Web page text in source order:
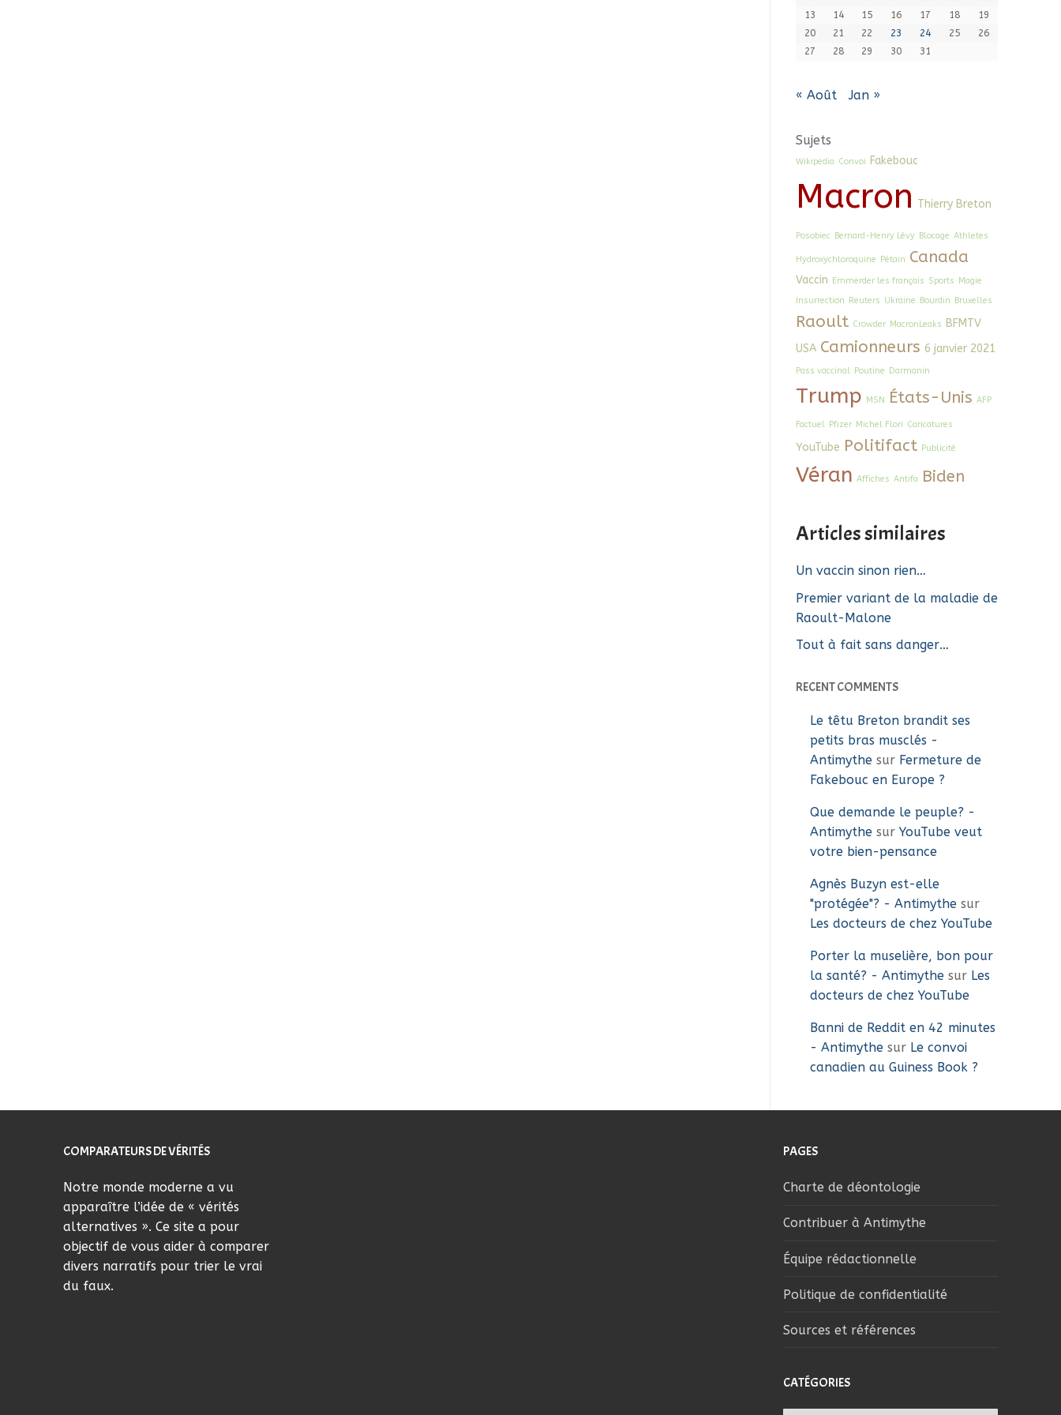
13
14 15 16 17 18
19
20
21 22 23 24 25
26
27
28 29 30 31
« Août Jan »
Sujets
Wikipedia Convoi Fakebouc
Macron Thierry Breton
Posobiec Bernard-Henry Lévy Blocage Athletes
Hydroxychloroquine Pétain Canada
Vaccin Emmerder les français Sports
Magie
Insurrection
Reuters Ukraine Bourdin Bruxelles
Raoult Crowder MacronLeaks
BFMTV
USA Camionneurs 6 janvier 2021
Pass vaccinal Poutine Darmanin
Trump MSN États-Unis AFP
Factuel Pfizer Michel Flori Caricatures
YouTube Politifact Publicité
Véran Affiches Antifa Biden
Articles similaires
Un vaccin sinon rien…
Premier variant de la maladie de
Raoult-Malone
Tout à fait sans danger…
RECENT COMMENTS
Le têtu Breton brandit ses
petits bras musclés -
Antimythe sur Fermeture de
Fakebouc en Europe ?
Que demande le peuple? -
Antimythe sur YouTube veut
votre bien-pensance
Agnès Buzyn est-elle
"protégée"? - Antimythe sur
Les docteurs de chez YouTube
Porter la muselière, bon pour
la santé? - Antimythe sur Les
docteurs de chez YouTube
Banni de Reddit en 42 minutes
- Antimythe sur Le convoi
canadien au Guiness Book ?
COMPARATEURS DE VÉRITÉS
Notre monde moderne a vu
apparaître l’idée de « vérités
alternatives ». Ce site a pour
objectif de vous aider à comparer
divers narratifs pour trier le vrai
du faux.
PAGES
Charte de déontologie
Contribuer à Antimythe
Équipe rédactionnelle
Politique de confidentialité
Sources et références
CATÉGORIES